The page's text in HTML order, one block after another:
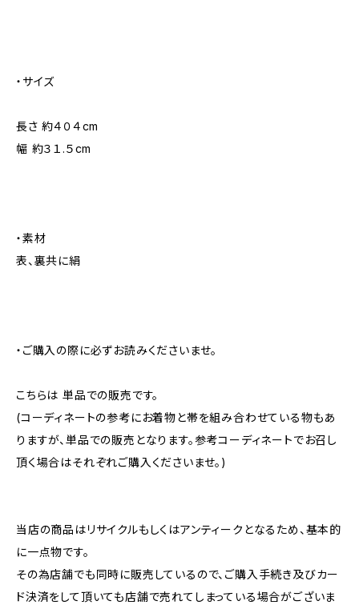
・サイズ
長さ 約４０４cm
幅 約３１.５cm
・素材
表、裏共に絹
・ご購入の際に必ずお読みくださいませ。
こちらは 単品での販売です。
(コーディネートの参考にお着物と帯を組み合わせている物もあ
りますが、単品での販売となります。参考コーディネートでお召し
頂く場合はそれぞれご購入くださいませ。)
当店の商品はリサイクルもしくはアンティークとなるため、基本的
に一点物です。
その為店舗でも同時に販売しているので、ご購入手続き及びカー
ド決済をして頂いても店舗で売れてしまっている場合がございま